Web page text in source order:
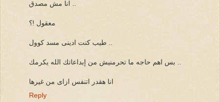
معقول !؟
انا هقدر اتنفس ازاى من غيرها
Reply